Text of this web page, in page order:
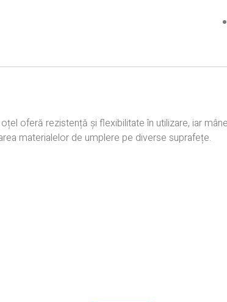
oferă rezistență și flexibilitate în utilizare, iar
materialelor de umplere pe diverse suprafețe.